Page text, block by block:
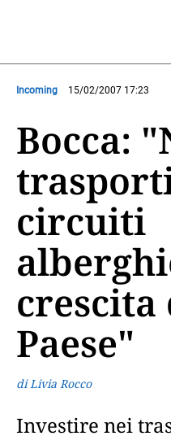
Incoming 15/02/2007 17:23
Bocca:
circuiti
crescita
Paese"
di Livia Rocco
Investire nei